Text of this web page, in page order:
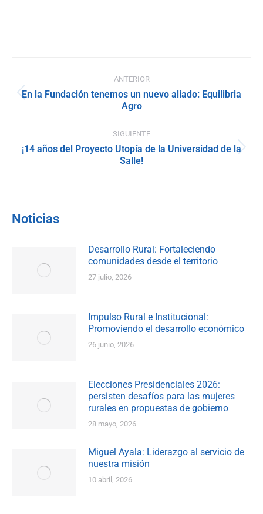
entre
ANTERIOR
Publicación
anterior:
En la Fundación tenemos un nuevo aliado: Equilibria
Agro
SIGUIENTE
Publicación
siguiente:
¡14 años del Proyecto Utopía de la Universidad de la
Salle!
Noticias
Desarrollo Rural: Fortaleciendo
comunidades desde el territorio
27 julio, 2026
Impulso Rural e Institucional:
Promoviendo el desarrollo económico
26 junio, 2026
Elecciones Presidenciales 2026:
persisten desafíos para las mujeres
rurales en propuestas de gobierno
28 mayo, 2026
Miguel Ayala: Liderazgo al servicio de
nuestra misión
10 abril, 2026